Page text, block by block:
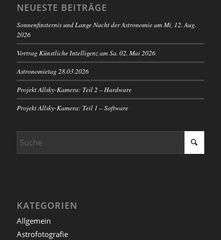
NEUESTE BEITRÄGE
Sonnenfinsternis und Lange Nacht der Astronomie am Mi, 12. Aug.
2026
Vortrag Künstliche Intelligenz am Sa. 02. Mai 2026
Astronomietag 28.03.2026
Projekt Allsky-Kamera: Teil 2 – Hardware
Projekt Allsky-Kamera: Teil 1 – Software
KATEGORIEN
Allgemein
Astrofotografie